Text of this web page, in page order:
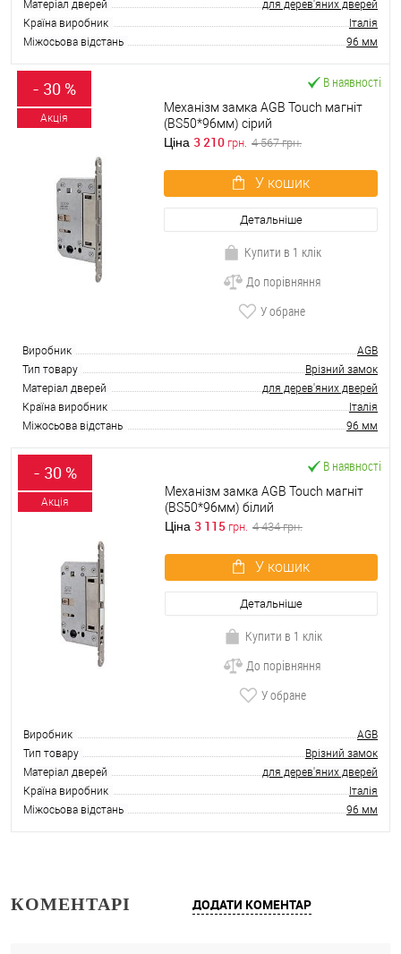
Матеріал дверей
для дерев'яних дверей
Країна виробник
Італія
Міжосьова відстань
96 мм
- 30 %
Акція
В наявності
Механізм замка AGB Touch магніт
(BS50*96мм) сірий
Ціна 3 210 грн. 4 567грн.
У кошик
Детальніше
Купити в 1 клік
До порівняння
У обране
Виробник
AGB
Тип товару
Врізний замок
Матеріал дверей
для дерев'яних дверей
Країна виробник
Італія
Міжосьова відстань
96 мм
- 30 %
Акція
В наявності
Механізм замка AGB Touch магніт
(BS50*96мм) білий
Ціна 3 115 грн. 4 434грн.
У кошик
Детальніше
Купити в 1 клік
До порівняння
У обране
Виробник
AGB
Тип товару
Врізний замок
Матеріал дверей
для дерев'яних дверей
Країна виробник
Італія
Міжосьова відстань
96 мм
КОМЕНТАРІ ДОДАТИ КОМЕНТАР